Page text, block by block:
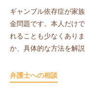
ギャンブル依存症が家
金問題です。本人だけ
れることも少なくあり
か、具体的な方法を解説
弁護士への相談